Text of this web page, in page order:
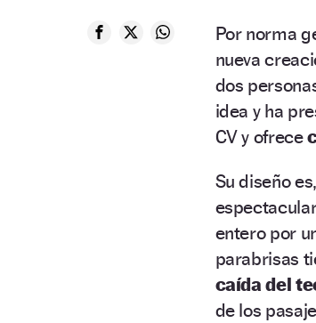
Por norma
nueva
dos
idea y ha
CV y ofrece
Su diseño
entero por
parabrisas
caída del
de los